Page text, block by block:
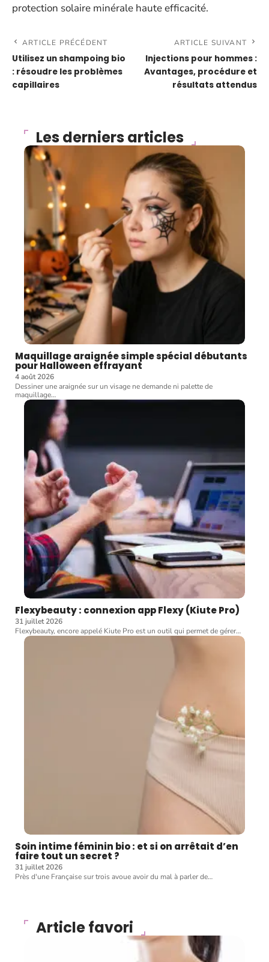
protection solaire minérale haute efficacité.
ARTICLE PRÉCÉDENT
Utilisez un shampoing bio
: résoudre les problèmes
capillaires
ARTICLE SUIVANT
Injections pour hommes :
Avantages, procédure et
résultats attendus
Les derniers articles
Maquillage araignée simple spécial débutants
pour Halloween effrayant
4 août 2026
Dessiner une araignée sur un visage ne demande ni palette de
maquillage…
Flexybeauty : connexion app Flexy (Kiute Pro)
31 juillet 2026
Flexybeauty, encore appelé Kiute Pro est un outil qui permet de gérer…
Soin intime féminin bio : et si on arrêtait d’en
faire tout un secret ?
31 juillet 2026
Près d'une Française sur trois avoue avoir du mal à parler de…
Article favori